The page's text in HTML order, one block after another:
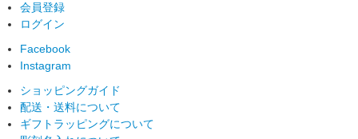
会員登録
ログイン
Facebook
Instagram
ショッピングガイド
配送・送料について
ギフトラッピングについて